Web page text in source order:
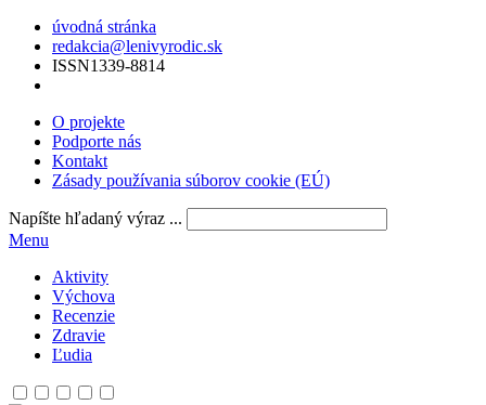
úvodná stránka
redakcia@lenivyrodic.sk
ISSN1339-8814
O projekte
Podporte nás
Kontakt
Zásady používania súborov cookie (EÚ)
Napíšte hľadaný výraz ...
Menu
Aktivity
Výchova
Recenzie
Zdravie
Ľudia